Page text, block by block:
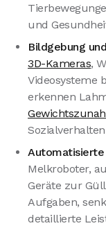
und
Bildgebung
3D-Kameras,
Videosysteme
erkennen
Automatisierte
Melkroboter,
Geräte zur
Aufgaben,
detaillierte